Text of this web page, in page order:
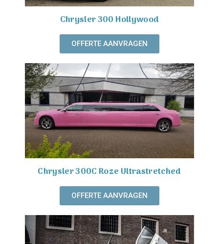
Chrysler 300 Hollywood
OFFERTE AANVRAGEN
Chrysler 300C Roze Ultrastretched
OFFERTE AANVRAGEN